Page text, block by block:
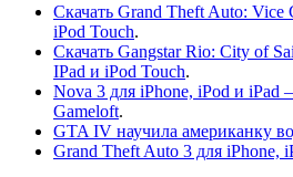
Скачать Grand Theft Auto: Vice
iPod Touch.
Скачать Gangstar Rio: City of
IPad и iPod Touch.
Nova 3 для iPhone, iPod и
Gameloft.
GTA IV научила американку
Grand Theft Auto 3 для iPhone,